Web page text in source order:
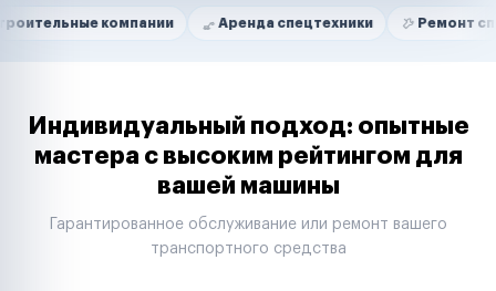
Нам доверяют
компании Аренда спецтехники Ремонт спецтехники
Маркетплейсы
Таксопарки
Автодилеры
Строительные компании
Аренда спецтехники
Индивидуальный подход: опытные
мастера с высоким рейтингом для
вашей машины
Гарантированное обслуживание или ремонт вашего
транспортного средства